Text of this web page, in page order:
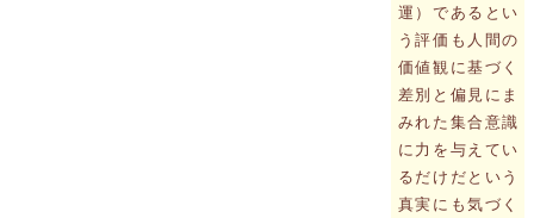
運）であるとい
う評価も人間の
価値観に基づく
差別と偏見にま
みれた集合意識
に力を与えてい
るだけだという
真実にも気づく